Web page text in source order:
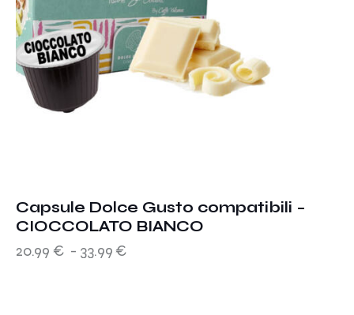
Capsule Dolce Gusto compatibili –
CIOCCOLATO BIANCO
20.99 € - 33.99 €